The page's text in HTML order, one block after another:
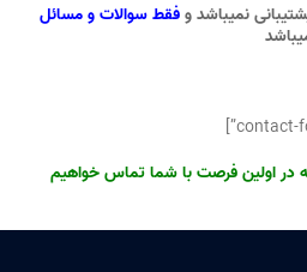
نمیباشد وفقط سوالات و مسائل
در اولین فرصت با شما تماس خواهیم